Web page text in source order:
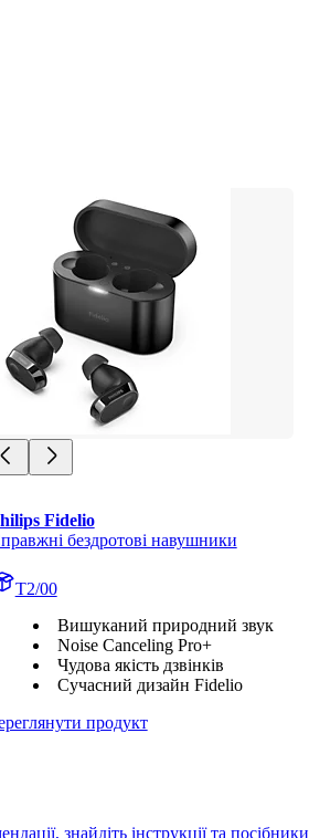
Fidelio
бездротові навушники
T2/00
Вишуканий природний звук
Noise Canceling Pro+
Чудова якість дзвінків
Сучасний дизайн Fidelio
продукт
знайдіть інструкції та посібники